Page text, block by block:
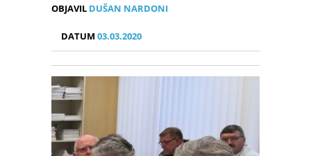
OBJAVIL DUŠAN NARDONI
DATUM03.03.2020